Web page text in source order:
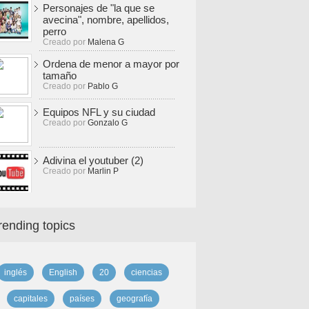
Personajes de "la que se
avecina", nombre, apellidos,
perro
Creado por Malena G
Ordena de menor a mayor por
tamaño
Creado por Pablo G
Equipos NFL y su ciudad
Creado por Gonzalo G
Adivina el youtuber (2)
Creado por Marlin P
topics
inglés English 20 ciencias
capitales países geografía